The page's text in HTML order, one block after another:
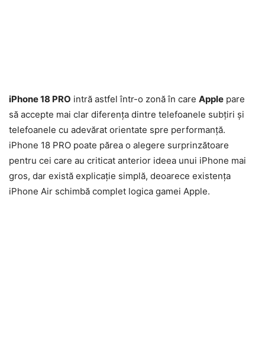
iPhone 18 PRO intră astfel într-o zonă în care Apple pare
să accepte mai clar diferența dintre telefoanele subțiri și
telefoanele cu adevărat orientate spre performanță.
iPhone 18 PRO poate părea o alegere surprinzătoare
pentru cei care au criticat anterior ideea unui iPhone mai
gros, dar există explicație simplă, deoarece existența
iPhone Air schimbă complet logica gamei Apple.